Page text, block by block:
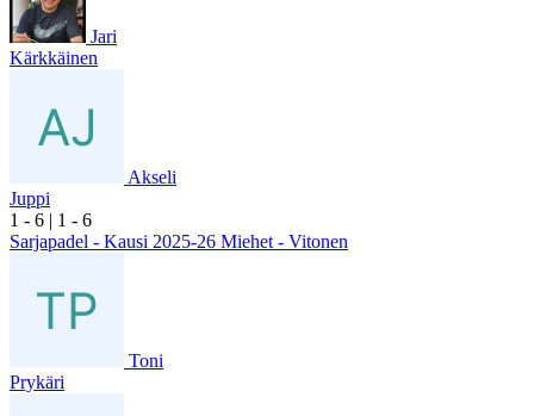
Jari
Kärkkäinen
Akseli
Juppi
1 - 6 | 1 - 6
Sarjapadel - Kausi 2025-26 Miehet - Vitonen
Toni
Prykäri